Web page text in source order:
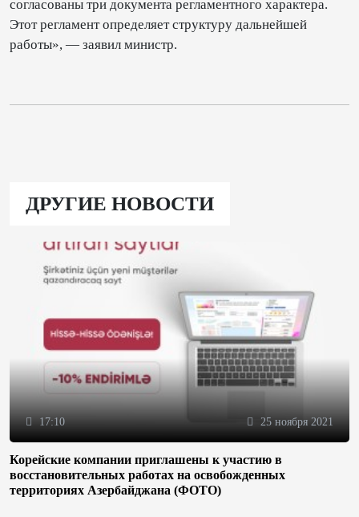
согласованы три документа регламентного характера.
Этот регламент определяет структуру дальнейшей
работы», — заявил министр.
ДРУГИЕ НОВОСТИ
17:10 25 ноября 2021
Корейские компании приглашены к участию в
восстановительных работах на освобожденных
территориях Азербайджана (ФОТО)